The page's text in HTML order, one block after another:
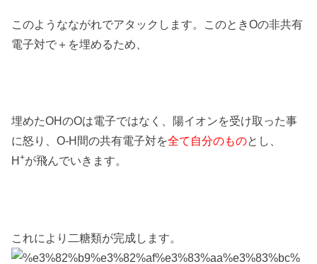
このようなながれでアタックします。このときOの非共有
電子対で＋を埋めるため、
埋めたOHのOは電子ではなく、陽イオンを受け取った事
に怒り、O-H間の共有電子対を全て自分のものとし、
H+が飛んでいきます。
これにより二糖類が完成します。